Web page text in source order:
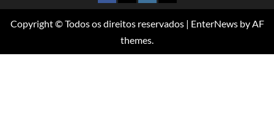
Copyright © Todos os direitos reservados | EnterNewsby AF
themes.